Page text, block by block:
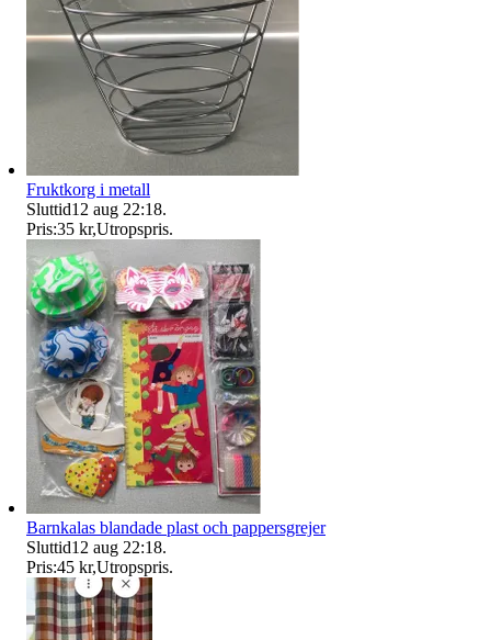
Fruktkorg i metall
Sluttid12 aug 22:18.
Pris:35 kr,Utropspris.
Barnkalas blandade plast och pappersgrejer
Sluttid12 aug 22:18.
Pris:45 kr,Utropspris.